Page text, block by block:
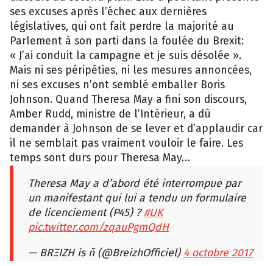
ses excuses après l’échec aux dernières
législatives, qui ont fait perdre la majorité au
Parlement à son parti dans la foulée du Brexit:
« J’ai conduit la campagne et je suis désolée ».
Mais ni ses péripéties, ni les mesures annoncées,
ni ses excuses n’ont semblé emballer Boris
Johnson. Quand Theresa May a fini son discours,
Amber Rudd, ministre de l’Intérieur, a dû
demander à Johnson de se lever et d’applaudir car
il ne semblait pas vraiment vouloir le faire. Les
temps sont durs pour Theresa May…
Theresa May a d’abord été interrompue par
un manifestant qui lui a tendu un formulaire
de licenciement (P45) ?#UK
pic.twitter.com/zqauPgmQdH
— BRΞIZH is ñ (@BreizhOfficiel) 4 octobre 2017